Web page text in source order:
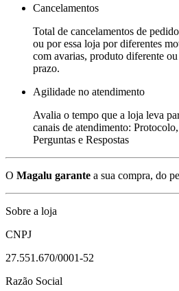
Cancelamentos
Total de cancelamentos de
ou por essa loja por diferentes
com avarias, produto diferente
prazo.
Agilidade no atendimento
Avalia o tempo que a loja leva
canais de atendimento:
Perguntas e Respostas
O Magalu garante a sua compra, do
Sobre a loja
CNPJ
27.551.670/0001-52
Razão Social